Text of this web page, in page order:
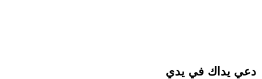
دعي يداك في يدي